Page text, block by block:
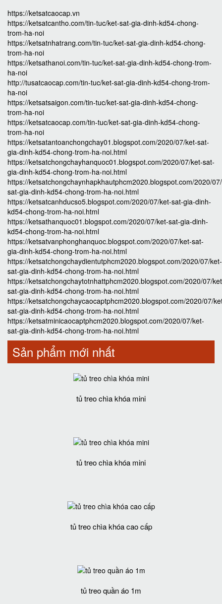
https://ketsatcaocap.vn
https://ketsatcantho.com/tin-tuc/ket-sat-gia-dinh-kd54-chong-
trom-ha-noi
https://ketsatnhatrang.com/tin-tuc/ket-sat-gia-dinh-kd54-chong-
trom-ha-noi
https://ketsathanoi.com/tin-tuc/ket-sat-gia-dinh-kd54-chong-trom-
ha-noi
http://tusatcaocap.com/tin-tuc/ket-sat-gia-dinh-kd54-chong-trom-
ha-noi
https://ketsatsaigon.com/tin-tuc/ket-sat-gia-dinh-kd54-chong-
trom-ha-noi
https://ketsatcaocap.com/tin-tuc/ket-sat-gia-dinh-kd54-chong-
trom-ha-noi
https://ketsatantoanchongchay01.blogspot.com/2020/07/ket-sat-
gia-dinh-kd54-chong-trom-ha-noi.html
https://ketsatchongchayhanquoc01.blogspot.com/2020/07/ket-sat-
gia-dinh-kd54-chong-trom-ha-noi.html
https://ketsatchongchaynhapkhautphcm2020.blogspot.com/2020/
sat-gia-dinh-kd54-chong-trom-ha-noi.html
https://ketsatcanhducso5.blogspot.com/2020/07/ket-sat-gia-dinh-
kd54-chong-trom-ha-noi.html
https://ketsathanquoc01.blogspot.com/2020/07/ket-sat-gia-dinh-
kd54-chong-trom-ha-noi.html
https://ketsatvanphonghanquoc.blogspot.com/2020/07/ket-sat-
gia-dinh-kd54-chong-trom-ha-noi.html
https://ketsatchongchaydientutphcm2020.blogspot.com/2020/07/ket-
sat-gia-dinh-kd54-chong-trom-ha-noi.html
https://ketsatchongchaytotnhattphcm2020.blogspot.com/2020/07/
sat-gia-dinh-kd54-chong-trom-ha-noi.html
https://ketsatchongchaycaocaptphcm2020.blogspot.com/2020/07/
sat-gia-dinh-kd54-chong-trom-ha-noi.html
https://ketsatminicaocaptphcm2020.blogspot.com/2020/07/ket-
sat-gia-dinh-kd54-chong-trom-ha-noi.html
Sản phẩm mới nhất
tủ treo chìa khóa mini
tủ treo chìa khóa mini
tủ treo chìa khóa cao cấp
tủ treo quần áo 1m